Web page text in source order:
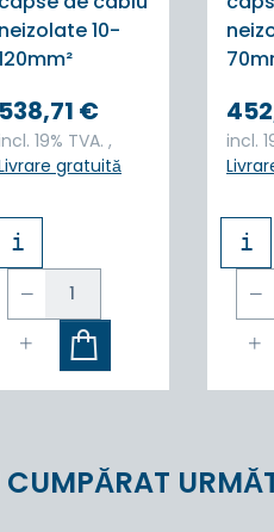
neizolate 10-
538,71 €
19% TVA. ,
gratuită
i
incl.
i